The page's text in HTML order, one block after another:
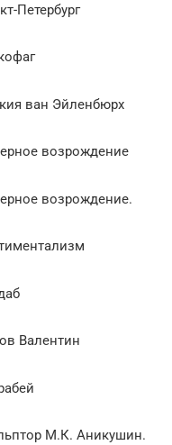
Петербург
ван Эйленбюрх
возрождение
возрождение.
Валентин
М.К. Аникушин.